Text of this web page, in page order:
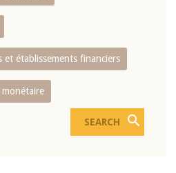
et établissements financiers